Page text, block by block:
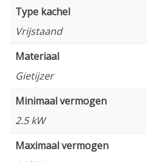
Type kachel
Vrijstaand
Materiaal
Gietijzer
Minimaal vermogen
2.5 kW
Maximaal vermogen